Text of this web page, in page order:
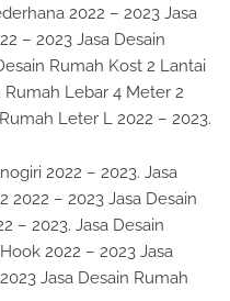
2022 – 2023 Jasa
– 2023 Jasa Desain
Rumah Kost 2 Lantai
Rumah Lebar 4 Meter 2
Leter L 2022 – 2023.
2022 – 2023. Jasa
2022 – 2023 Jasa Desain
– 2023. Jasa Desain
2022 – 2023 Jasa
Jasa Desain Rumah